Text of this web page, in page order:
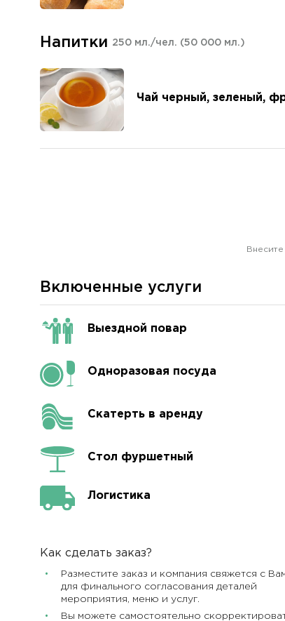
Напитки 250 мл./чел. (50 000 мл.)
Чай черный, зеленый,
Включенные услуги
Выездной повар
Одноразовая посуда
Скатерть в аренду
Стол фуршетный
Логистика
Как сделать заказ?
Разместите заказ и компания свяжется с
для финального согласования деталей
мероприятия, меню и услуг.
Вы можете самостоятельно